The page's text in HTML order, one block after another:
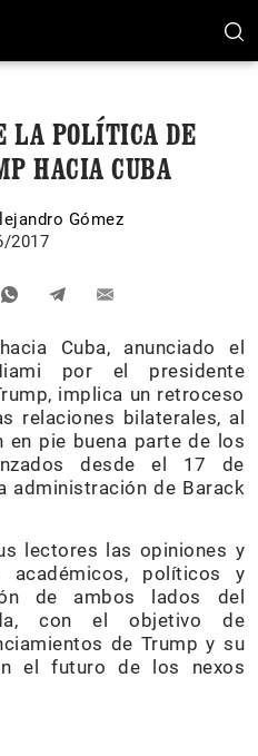
LA POLÍTICA DE
HACIA CUBA
Gómez
2017
Cuba, anunciado el
por el presidente
implica un retroceso
relaciones bilaterales, al
en pie buena parte de los
desde el 17 de
administración de Barack
lectores las opiniones y
académicos, políticos y
de ambos lados del
con el objetivo de
de Trump y su
el futuro de los nexos